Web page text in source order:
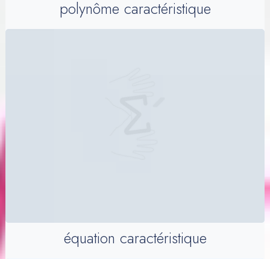
polynôme caractéristique
équation caractéristique